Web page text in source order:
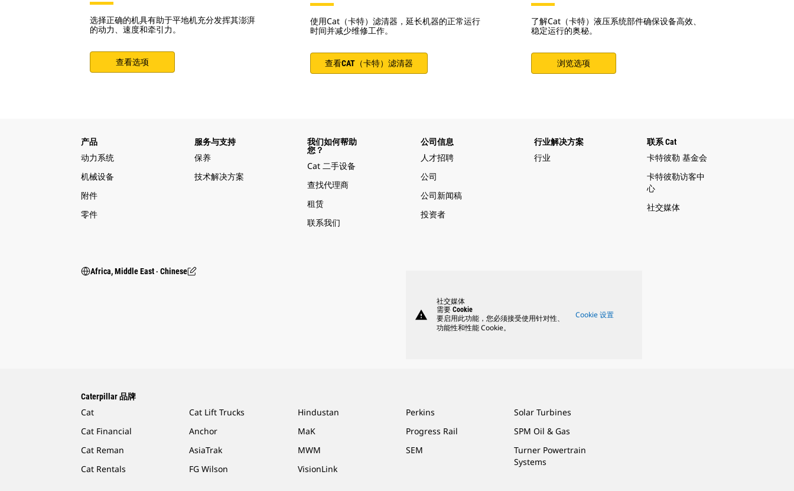
选择正确的机具有助于平地机充分发挥其澎湃
的动力、速度和牵引力。
查看选项
使用Cat（卡特）滤清器，延长机器的正常运行
时间并减少维修工作。
查看CAT（卡特）滤清器
了解Cat（卡特）液压系统部件确保设备高效、
稳定运行的奥秘。
浏览选项
产品
动力系统
机械设备
附件
零件
服务与支持
保养
技术解决方案
我们如何帮助
您？
Cat 二手设备
查找代理商
租赁
联系我们
公司信息
人才招聘
公司
公司新闻稿
投资者
行业解决方案
行业
联系 Cat
卡特彼勒 基金会
卡特彼勒访客中
心
社交媒体
Africa, Middle East ‧ Chinese
warning
社交媒体
需要 Cookie
要启用此功能，您必须接受使用针对性、
功能性和性能 Cookie。
Cookie 设置
Caterpillar 品牌
Cat
Cat Financial
Cat Reman
Cat Rentals
Cat Lift Trucks
Anchor
AsiaTrak
FG Wilson
Hindustan
MaK
MWM
VisionLink
Perkins
Progress Rail
SEM
Solar Turbines
SPM Oil & Gas
Turner Powertrain
Systems